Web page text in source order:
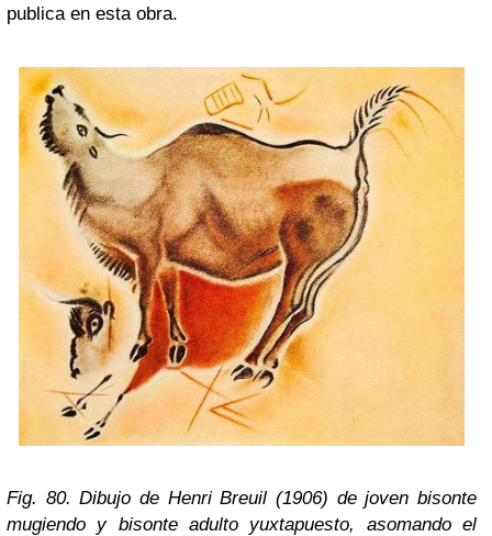
publica en esta obra.
Fig. 80. Dibujo de Henri Breuil (1906) de joven bisonte
mugiendo y bisonte adulto yuxtapuesto, asomando el